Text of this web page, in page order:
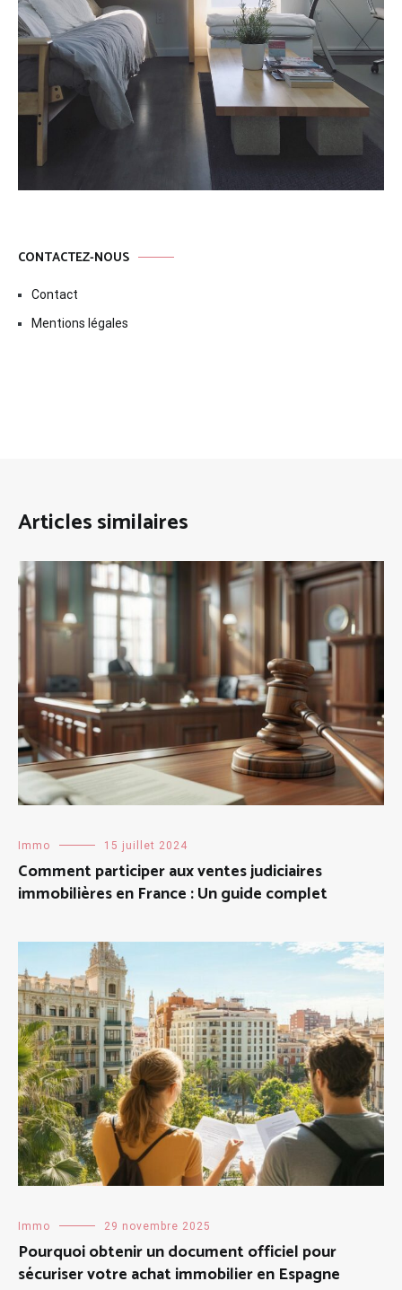
CONTACTEZ-NOUS
Contact
Mentions légales
Articles similaires
Immo 15 juillet 2024
Comment participer aux ventes judiciaires
immobilières en France : Un guide complet
Immo 29 novembre 2025
Pourquoi obtenir un document officiel pour
sécuriser votre achat immobilier en Espagne